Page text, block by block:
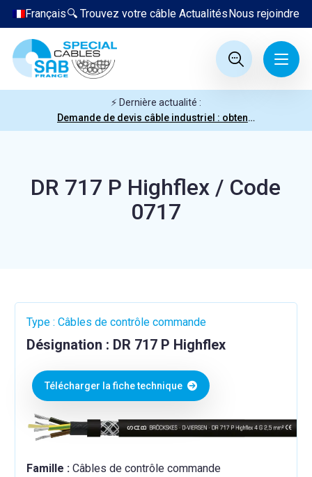
Nous rejoindre
Actualités
🔍 Trouvez votre câble
Français
⚡ Dernière actualité :
Demande de devis câble industriel : obtenez votre prix en quelques clics
DR 717 P Highflex / Code
0717
Type : Câbles de contrôle commande
Désignation : DR 717 P Highflex
Télécharger la fiche technique
Famille : Câbles de contrôle commande